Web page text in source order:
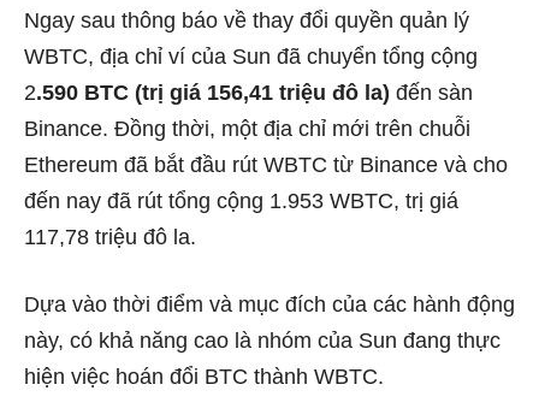
Ngay sau thông báo về thay đổi quyền quản lý
WBTC, địa chỉ ví của Sun đã chuyển tổng cộng
2.590 BTC (trị giá 156,41 triệu đô la) đến sàn
Binance. Đồng thời, một địa chỉ mới trên chuỗi
Ethereum đã bắt đầu rút WBTC từ Binance và cho
đến nay đã rút tổng cộng 1.953 WBTC, trị giá
117,78 triệu đô la.
Dựa vào thời điểm và mục đích của các hành động
này, có khả năng cao là nhóm của Sun đang thực
hiện việc hoán đổi BTC thành WBTC.